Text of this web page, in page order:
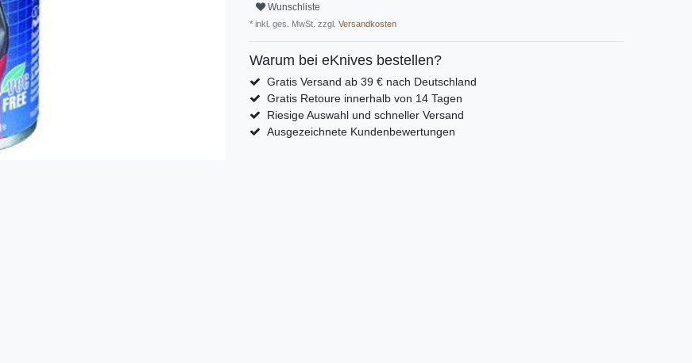
Wunschliste
* inkl. ges. MwSt. zzgl. Versandkosten
Warum bei eKnives bestellen?
Gratis Versand ab 39 € nach Deutschland
Gratis Retoure innerhalb von 14 Tagen
Riesige Auswahl und schneller Versand
Ausgezeichnete Kundenbewertungen